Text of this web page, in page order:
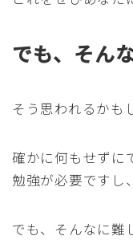
でも、そん
そう思われるかも
確かに何もせずに
勉強が必要ですし
でも、そんなに難